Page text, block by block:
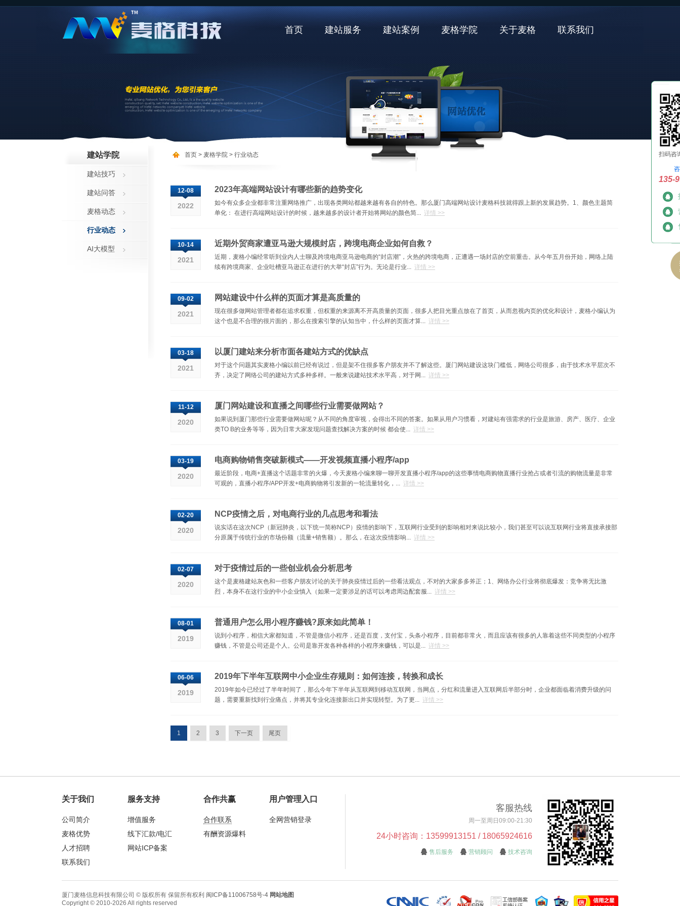
首页 建站服务 建站案例 麦格学院 关于麦格 联系我们
建站学院
建站技巧
建站问答
麦格动态
行业动态
AI大模型
首页 > 麦格学院 > 行业动态
12-08
2022
2023年高端网站设计有哪些新的趋势变化
如今有众多企业都非常注重网络推广，出现各类网站都越来越有各自的特色。那么厦门高端网站设计麦格科技就得跟上新的发展趋势。1、颜色主题简
单化： 在进行高端网站设计的时候，越来越多的设计者开始将网站的颜色简... 详情 >>
10-14
2021
近期外贸商家遭亚马逊大规模封店，跨境电商企业如何自救？
近期，麦格小编经常听到业内人士聊及跨境电商亚马逊电商的“封店潮”，火热的跨境电商，正遭遇一场封店的空前重击。从今年五月份开始，网络上陆
续有跨境商家、企业吐槽亚马逊正在进行的大举“封店”行为。无论是行业... 详情 >>
09-02
2021
网站建设中什么样的页面才算是高质量的
现在很多做网站管理者都在追求权重，但权重的来源离不开高质量的页面，很多人把目光重点放在了首页，从而忽视内页的优化和设计，麦格小编认为
这个也是不合理的很片面的，那么在搜索引擎的认知当中，什么样的页面才算... 详情 >>
03-18
2021
以厦门建站来分析市面各建站方式的优缺点
对于这个问题其实麦格小编以前已经有说过，但是架不住很多客户朋友并不了解这些。厦门网站建设这块门槛低，网络公司很多，由于技术水平层次不
齐，决定了网络公司的建站方式多种多样。一般来说建站技术水平高，对于网... 详情 >>
11-12
2020
厦门网站建设和直播之间哪些行业需要做网站？
如果说到厦门那些行业需要做网站呢？从不同的角度审视，会得出不同的答案。如果从用户习惯看，对建站有强需求的行业是旅游、房产、医疗、企业
类TO B的业务等等，因为日常大家发现问题查找解决方案的时候 都会使... 详情 >>
03-19
2020
电商购物销售突破新模式——开发视频直播小程序/app
最近阶段，电商+直播这个话题非常的火爆，今天麦格小编来聊一聊开发直播小程序/app的这些事情电商购物直播行业抢占或者引流的购物流量是非常
可观的，直播小程序/APP开发+电商购物将引发新的一轮流量转化，... 详情 >>
02-20
2020
NCP疫情之后，对电商行业的几点思考和看法
说实话在这次NCP（新冠肺炎，以下统一简称NCP）疫情的影响下，互联网行业受到的影响相对来说比较小，我们甚至可以说互联网行业将直接承接部
分原属于传统行业的市场份额（流量+销售额）。那么，在这次疫情影响... 详情 >>
02-07
2020
对于疫情过后的一些创业机会分析思考
这个是麦格建站灰色和一些客户朋友讨论的关于肺炎疫情过后的一些看法观点，不对的大家多多斧正；1、网络办公行业将彻底爆发：竞争将无比激
烈，本身不在这行业的中小企业慎入（如果一定要涉足的话可以考虑周边配套服... 详情 >>
08-01
2019
普通用户怎么用小程序赚钱?原来如此简单！
说到小程序，相信大家都知道，不管是微信小程序，还是百度，支付宝，头条小程序，目前都非常火，而且应该有很多的人靠着这些不同类型的小程序
赚钱，不管是公司还是个人。公司是靠开发各种各样的小程序来赚钱，可以是... 详情 >>
06-06
2019
2019年下半年互联网中小企业生存规则：如何连接，转换和成长
2019年如今已经过了半年时间了，那么今年下半年从互联网到移动互联网，当网点，分红和流量进入互联网后半部分时，企业都面临着消费升级的问
题，需要重新找到行业痛点，并将其专业化连接新出口并实现转型。为了更... 详情 >>
1 2 3 下一页 尾页
关于我们
公司简介
麦格优势
人才招聘
联系我们
服务支持
增值服务
线下汇款/电汇
网站ICP备案
合作共赢
合作联系
有酬资源爆料
用户管理入口
全网营销登录
客服热线
周一至周日09:00-21:30
24小时咨询：13599913151 / 18065924616
技术咨询
营销顾问
售后服务
厦门麦格信息科技有限公司 © 版权所有 保留所有权利 闽ICP备11006758号-4 网站地图
Copyright © 2010-2026 All rights reserved
扫码咨
135-